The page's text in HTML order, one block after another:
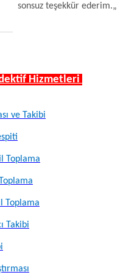
sonsuz teşekkür ederim.„
Hizmetleri
ve Takibi
Toplama
Toplama
Takibi